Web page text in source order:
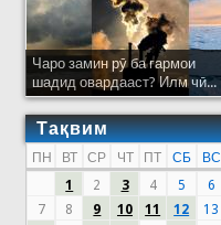
Чаро замин рӯ ба гармои
шадид овардааст? Илм чӣ...
Тақвим
ПН ВТ СР ЧТ ПТ СБ
ВС
1
2 3 4 5
6
7
8 9 10 11 12
13